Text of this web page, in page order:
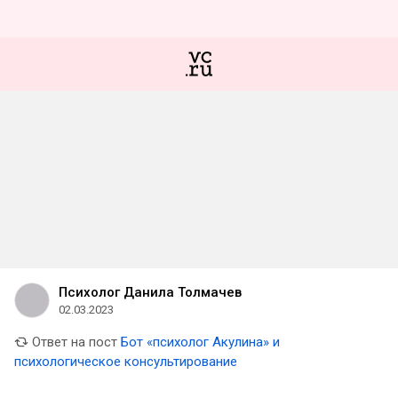
Психолог Данила Толмачев
02.03.2023
Ответ на пост Бот «психолог Акулина» и
психологическое консультирование